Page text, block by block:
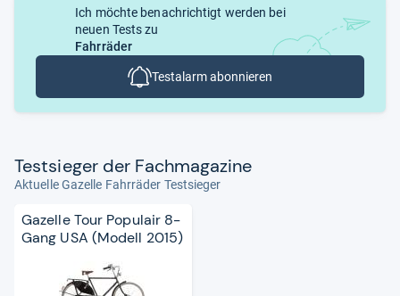
Ich möchte benachrichtigt werden bei
neuen Tests zu
Fahrräder
Testalarm abonnieren
Test­sie­ger der Fach­ma­ga­zine
Aktuelle Gazelle Fahrräder Testsieger
Gazelle Tour Populair 8-
Gang USA (Modell 2015)